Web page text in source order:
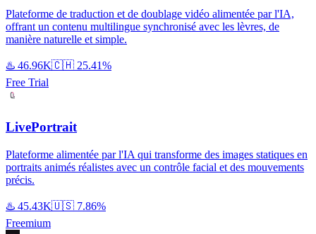
Plateforme de traduction et de doublage vidéo alimentée par l'IA,
offrant un contenu multilingue synchronisé avec les lèvres, de
manière naturelle et simple.
♨️ 46.96K🇨🇭 25.41%
Free Trial
LivePortrait
Plateforme alimentée par l'IA qui transforme des images statiques en
portraits animés réalistes avec un contrôle facial et des mouvements
précis.
♨️ 45.43K🇺🇸 7.86%
Freemium